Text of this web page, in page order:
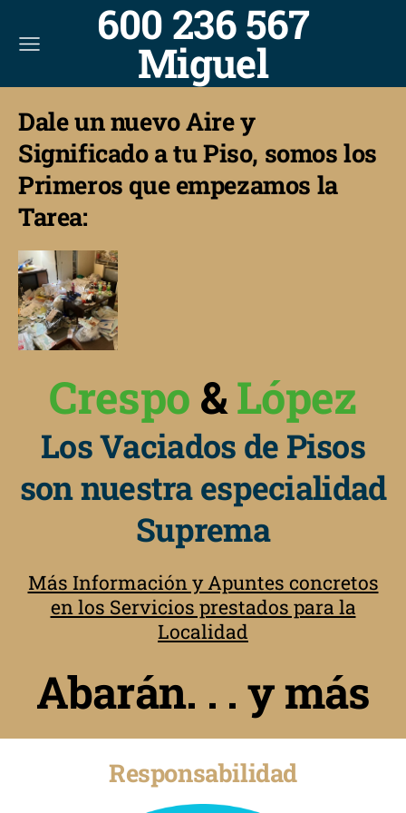
600 236 567
Miguel
Dale un nuevo Aire y
Significado a tu Piso, somos los
Primeros que empezamos la
Tarea:
Crespo &López
Los Vaciados de Pisos
son nuestra especialidad
Suprema
Más Información y Apuntes concretos
en los Servicios prestados para la
Localidad
Abarán. . . y más
Responsabilidad